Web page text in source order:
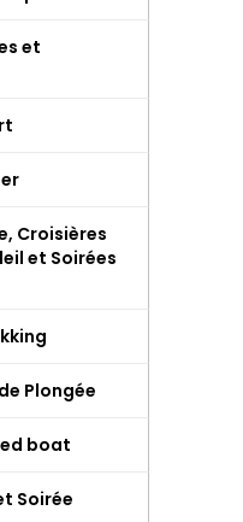
et
Croisières
et Soirées
Plongée
boat
Soirée